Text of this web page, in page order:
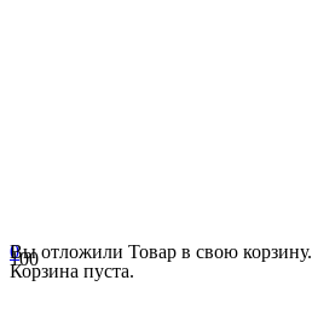
0
Вы отложили Товар в свою корзину.
Корзина пуста.